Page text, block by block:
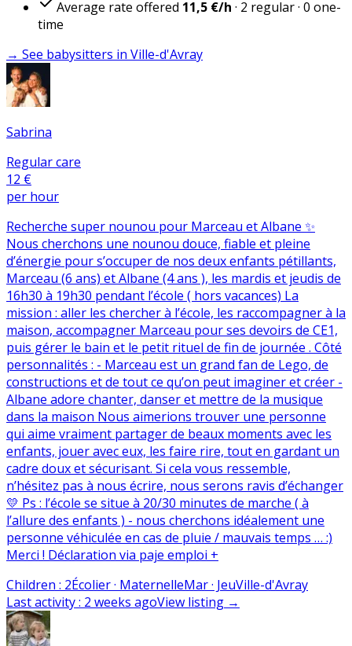
Average rate offered 11,5 €/h · 2 regular· 0 one-
time
→ See babysitters in Ville-d'Avray
Sabrina
Regular care
12 €
per hour
Recherche super nounou pour Marceau et Albane ✨
Nous cherchons une nounou douce, fiable et pleine
d’énergie pour s’occuper de nos deux enfants pétillants,
Marceau (6 ans) et Albane (4 ans ), les mardis et jeudis de
16h30 à 19h30 pendant l’école ( hors vacances) La
mission : aller les chercher à l’école, les raccompagner à la
maison, accompagner Marceau pour ses devoirs de CE1,
puis gérer le bain et le petit rituel de fin de journée . Côté
personnalités : - Marceau est un grand fan de Lego, de
constructions et de tout ce qu’on peut imaginer et créer -
Albane adore chanter, danser et mettre de la musique
dans la maison Nous aimerions trouver une personne
qui aime vraiment partager de beaux moments avec les
enfants, jouer avec eux, les faire rire, tout en gardant un
cadre doux et sécurisant. Si cela vous ressemble,
n’hésitez pas à nous écrire, nous serons ravis d’échanger
💛 Ps : l’école se situe à 20/30 minutes de marche ( à
l’allure des enfants ) - nous cherchons idéalement une
personne véhiculée en cas de pluie / mauvais temps … :)
Merci ! Déclaration via paje emploi +
Children : 2Écolier · MaternelleMar · JeuVille-d'Avray
Last activity: 2 weeks agoView listing →